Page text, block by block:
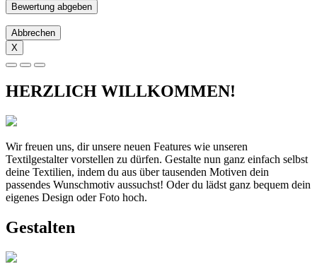
Abbrechen
X
HERZLICH WILLKOMMEN!
Wir freuen uns, dir unsere neuen Features wie unseren
Textilgestalter vorstellen zu dürfen. Gestalte nun ganz einfach selbst
deine Textilien, indem du aus über tausenden Motiven dein
passendes Wunschmotiv aussuchst! Oder du lädst ganz bequem dein
eigenes Design oder Foto hoch.
Gestalten